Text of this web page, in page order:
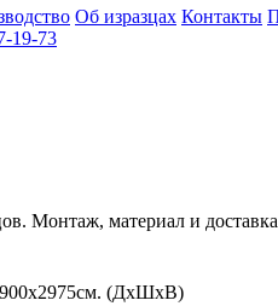
Об изразцах Контакты
19-73
Монтаж, материал и
(ДхШхВ)